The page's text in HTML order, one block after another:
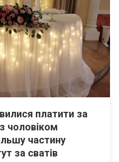
платити за
чоловіком
частину
за сватів